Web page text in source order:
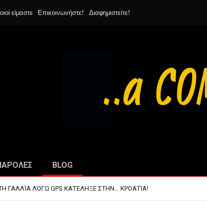
είμαστε Επικοινωνήστε! Διαφημιστείτε!
BLOG
ΣΤΟ ΔΙΆΣΤΗΜΑ
ΤΟ ΕΠΌΜΕΝΟ ΔΕΚΑΉΜΕΡΟ!
ΓΑΛΛΊΑ ΛΌΓΩ GPS ΚΑΤΈΛΗΞΕ ΣΤΗΝ… ΚΡΟΑΤΊΑ!